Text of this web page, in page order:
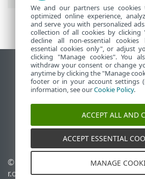
Asztali webhely
End of Life
Az ESET tudásbázisa
ESET Fórum
ESET Status Portal
Regionális támogatás
© 1992 - 2026 ESET, spol. s
r.o. – Minden jog
We and our partners use
optimized online experience,
and serve you with personalized
collection of all cookies by clicking
decline all non-essential cookies
essential cookies only", or adjust
clicking "Manage cookies". You
withdraw your consent or change
anytime by clicking the "Manage
footer or in your account settings
information, see ourCookie Policy.
ACCEPT ALL AND
ACCEPT ESSENTIAL
MANAGE